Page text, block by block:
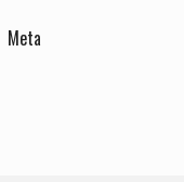
Meta